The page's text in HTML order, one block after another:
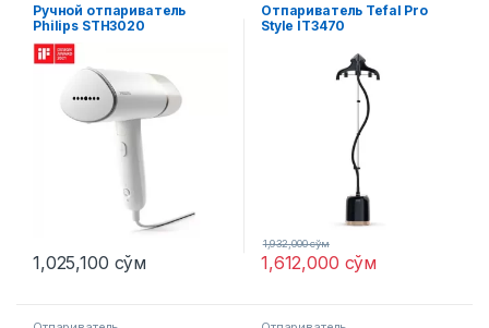
Ручной отпариватель
Philips STH3020
1,025,100 сўм
Отпариватель Tefal Pro
Style IT3470
1,612,000 сўм
1,932,000сўм